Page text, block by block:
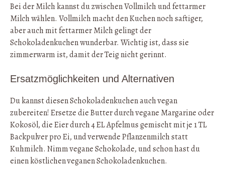
Bei der Milch kannst du zwischen Vollmilch und fettarmer
Milch wählen. Vollmilch macht den Kuchen noch saftiger,
aber auch mit fettarmer Milch gelingt der
Schokoladenkuchen wunderbar. Wichtig ist, dass sie
zimmerwarm ist, damit der Teig nicht gerinnt.
Ersatzmöglichkeiten und Alternativen
Du kannst diesen Schokoladenkuchen auch vegan
zubereiten! Ersetze die Butter durch vegane Margarine oder
Kokosöl, die Eier durch 4 EL Apfelmus gemischt mit je 1 TL
Backpulver pro Ei, und verwende Pflanzenmilch statt
Kuhmilch. Nimm vegane Schokolade, und schon hast du
einen köstlichen veganen Schokoladenkuchen.